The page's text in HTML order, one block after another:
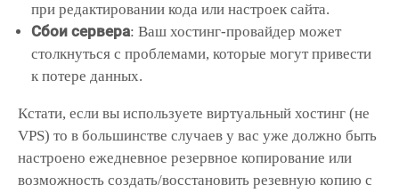
при редактировании кода или настроек сайта.
Сбои сервера: Ваш хостинг-провайдер может
столкнуться с проблемами, которые могут привести
к потере данных.
Кстати, если вы используете виртуальный хостинг (не
VPS) то в большинстве случаев у вас уже должно быть
настроено ежедневное резервное копирование или
возможность создать/восстановить резевную копию с